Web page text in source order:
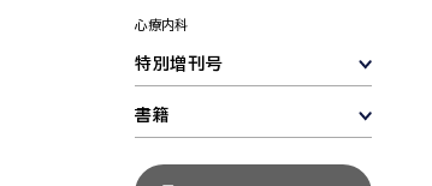
心療内科
特別増刊号
書籍